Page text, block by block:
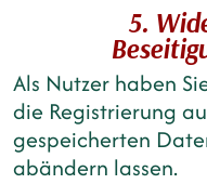
5.
Als Nutzer haben
die Registrierung
gespeicherten
abändern lassen.